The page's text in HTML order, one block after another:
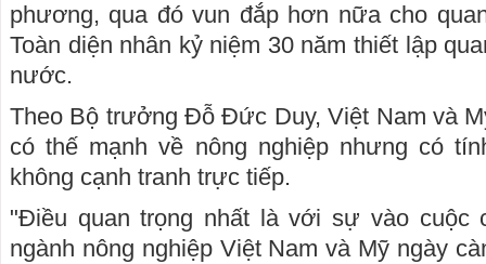
phương, qua đó vun đắp hơn nữa cho
Toàn diện nhân kỷ niệm 30 năm thiết lập
nước.
Theo Bộ trưởng Đỗ Đức Duy, Việt Nam và
có thế mạnh về nông nghiệp nhưng có
không cạnh tranh trực tiếp.
"Điều quan trọng nhất là với sự vào cuộc
ngành nông nghiệp Việt Nam và Mỹ ngày